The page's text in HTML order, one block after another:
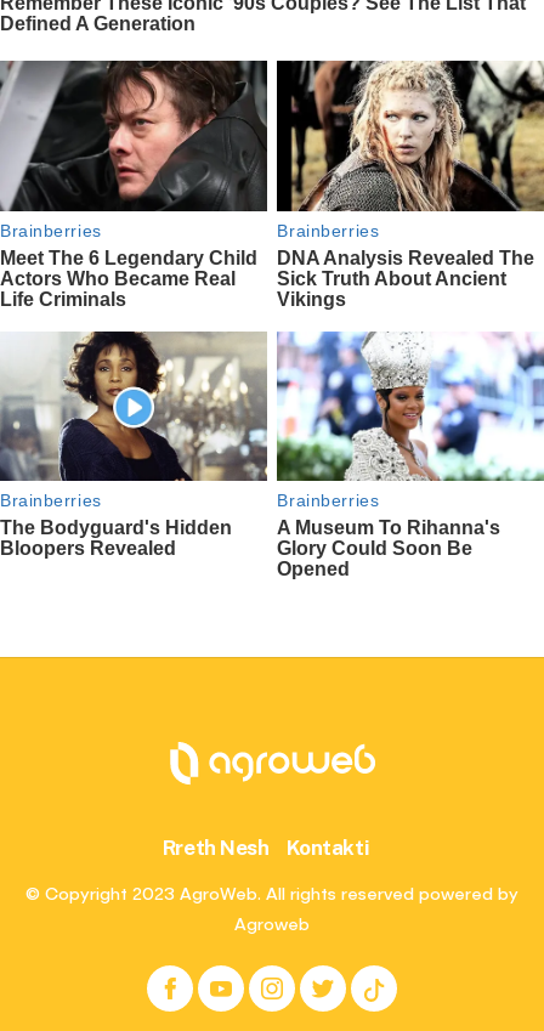
Rreth Nesh Kontakti
© Copyright 2023 AgroWeb. All rights reserved powered by
Agroweb